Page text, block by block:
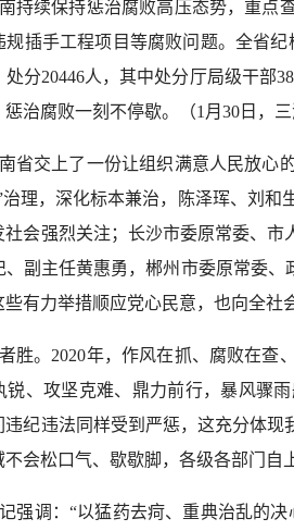
续保持惩治腐败高压态势，重点
插手工程项目等腐败问题。全省
处分20446人，其中处分厅局级干部
惩治腐败一刻不停歇。（1月30日，
交上了一份让组织满意人民放心
治理，深化标本兼治，陈泽珲、刘和
社会强烈关注；长沙市委原常委、
、副主任黄惠勇，郴州市委原常委
有力举措顺应党心民意，也向全
。2020年，作风在抓、腐败在查
锐、攻坚克难、鼎力前行，暴风骤
违纪违法同样受到严惩，这充分体
不会松口气、歇歇脚，各级各部门
调：“以猛药去疴、重典治乱的决